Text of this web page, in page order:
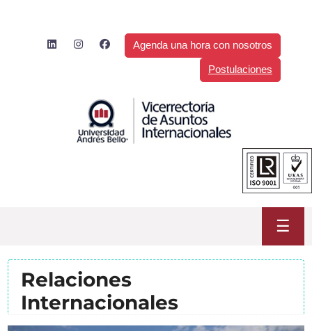
Agenda una hora con nosotros
Postulaciones
☰
Relaciones
Internacionales